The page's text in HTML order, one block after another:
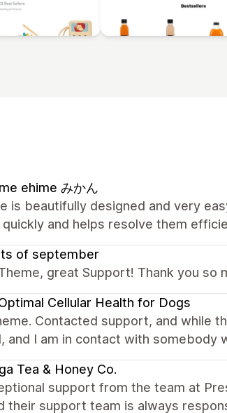
ehime みかん
is beautifully designed and very
and helps resolve them
of september
great Support! Thank you so
Cellular Health for Dogs
Contacted support, and while
and I am in contact with somebody
Tea & Honey Co.
support from the team at
their support team is always